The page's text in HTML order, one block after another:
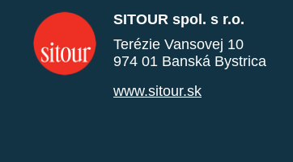
SITOUR spol. s r.o.
Terézie Vansovej 10
974 01 Banská Bystrica
www.sitour.sk